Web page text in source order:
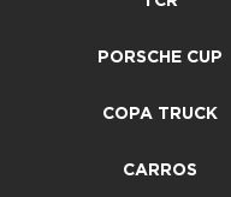
PORSCHE CUP
COPA TRUCK
CARROS